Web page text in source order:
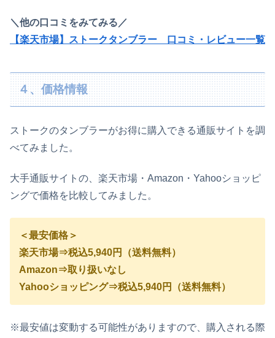
＼他の口コミをみてみる／
【楽天市場】ストークタンブラー 口コミ・レビュー一覧
４、価格情報
ストークのタンブラーがお得に購入できる通販サイトを調
べてみました。
大手通販サイトの、楽天市場・Amazon・Yahooショッピ
ングで価格を比較してみました。
＜最安価格＞
楽天市場⇒税込5,940円（送料無料）
Amazon⇒取り扱いなし
Yahooショッピング⇒税込5,940円（送料無料）
※最安値は変動する可能性がありますので、購入される際